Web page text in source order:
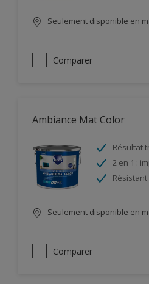
Seulement disponible en
Comparer
Ambiance Mat Color
Résultat
2 en 1 :
Seulement disponible en
Comparer